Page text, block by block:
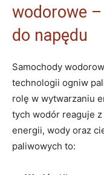
wodorowe
do napędu
Samochody
technologii ogniw
‍rolę w‌ wytwarzaniu
tych‍ wodór ‌reaguje⁢
energii, wody oraz
paliwowych to: